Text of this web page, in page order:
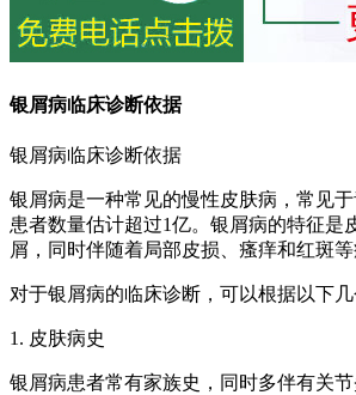
银屑病临床诊断依据
银屑病临床诊断依据
银屑病是一种常见的慢性皮肤病，常见
患者数量估计超过1亿。银屑病的特征是
屑，同时伴随着局部皮损、瘙痒和红斑等
对于银屑病的临床诊断，可以根据以下几
1. 皮肤病史
银屑病患者常有家族史，同时多伴有关节